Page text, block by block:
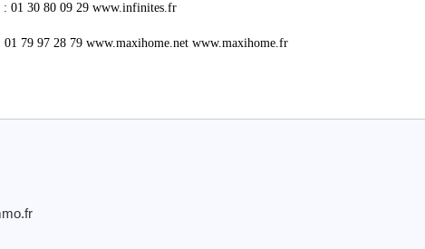
01 30 80 09 29 www.infinites.fr
79 97 28 79 www.maxihome.net www.maxihome.fr